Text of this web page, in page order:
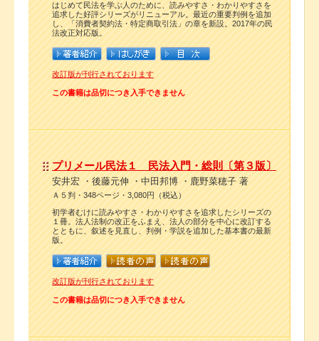
はじめて民法を学ぶ人のために、読みやすさ・わかりやすさを
追求した好評シリーズがリニューアル。最近の重要判例を追加
し、「消費者契約法・特定商取引法」の章を新設。2017年の民
法改正対応版。
改訂版が刊行されております
この書籍は品切につき入手できません
プリメール民法１ 民法入門・総則〔第３版〕
安井宏 ・後藤元伸 ・中田邦博 ・鹿野菜穂子 著
Ａ５判・348ページ・3,080円（税込）
初学者むけに読みやすさ・わかりやすさを追求したシリーズの
１冊。法人法制の改正をふまえ、法人の部分を中心に改訂する
とともに、叙述を見直し、判例・学説を追加した基本書の最新
版。
改訂版が刊行されております
この書籍は品切につき入手できません